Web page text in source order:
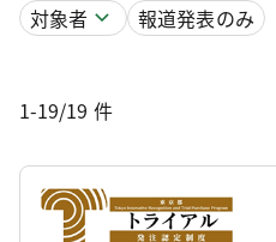
対象者
報道発表のみ
1-19/19 件